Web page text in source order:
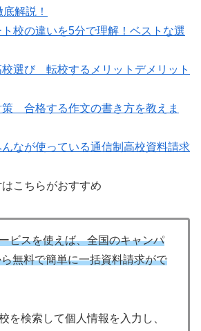
解説！
校の違いを5分で理解！ベストな選
校選び 転校するメリットデメリット
合格する作文の書き方を教えま
なが使っている通信制高校資料請求
こちらがおすすめ
ビスを使えば、全国のキャンパ
無料で簡単に一括資料請求がで
を検索して個人情報を入力し、